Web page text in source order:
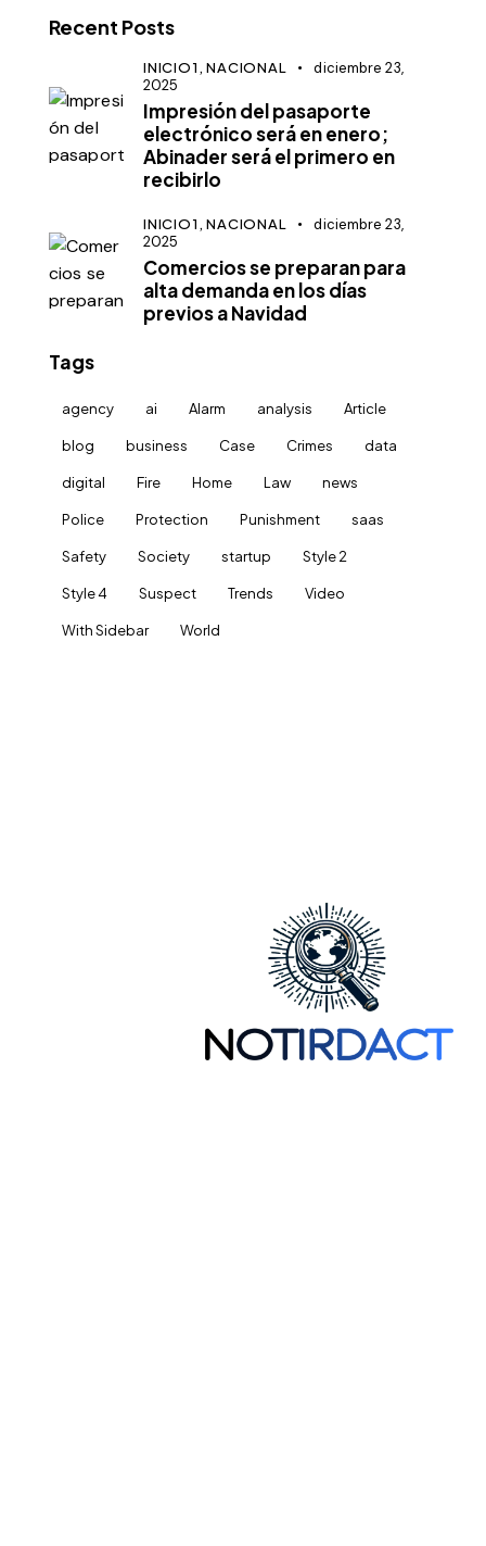
Recent Posts
INICIO1,NACIONAL
diciembre 23,
2025
Impresión del pasaporte
electrónico será en enero;
Abinader será el primero en
recibirlo
INICIO1,NACIONAL
diciembre 23,
2025
Comercios se preparan para
alta demanda en los días
previos a Navidad
Tags
agency ai Alarm analysis Article
blog business Case Crimes data
digital Fire Home Law news
Police Protection Punishment saas
Safety Society startup Style 2
Style 4 Suspect Trends Video
With Sidebar World